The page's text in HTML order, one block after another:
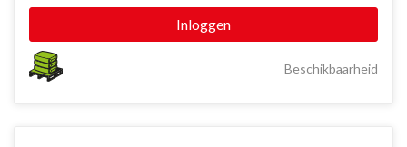
Inloggen
Beschikbaarheid